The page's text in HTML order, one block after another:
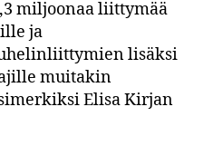
miljoonaa liittymää
ja
lisäksi
muitakin
Elisa Kirjan